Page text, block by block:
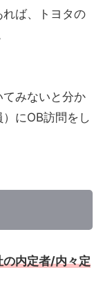
ば、トヨタの
みないと分か
にOB訪問をし
の内定者/内々定